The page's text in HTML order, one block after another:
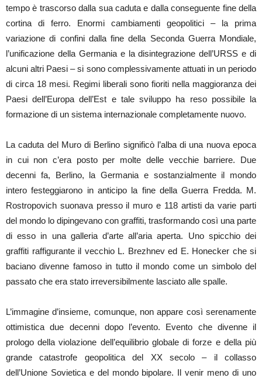
tempo è trascorso dalla sua caduta e dalla conseguente fine della
cortina di ferro. Enormi cambiamenti geopolitici – la prima
variazione di confini dalla fine della Seconda Guerra Mondiale,
l’unificazione della Germania e la disintegrazione dell’URSS e di
alcuni altri Paesi – si sono complessivamente attuati in un periodo
di circa 18 mesi. Regimi liberali sono fioriti nella maggioranza dei
Paesi dell’Europa dell’Est e tale sviluppo ha reso possibile la
formazione di un sistema internazionale completamente nuovo.
La caduta del Muro di Berlino significò l’alba di una nuova epoca
in cui non c’era posto per molte delle vecchie barriere. Due
decenni fa, Berlino, la Germania e sostanzialmente il mondo
intero festeggiarono in anticipo la fine della Guerra Fredda. M.
Rostropovich suonava presso il muro e 118 artisti da varie parti
del mondo lo dipingevano con graffiti, trasformando così una parte
di esso in una galleria d’arte all’aria aperta. Uno spicchio dei
graffiti raffigurante il vecchio L. Brezhnev ed E. Honecker che si
baciano divenne famoso in tutto il mondo come un simbolo del
passato che era stato irreversibilmente lasciato alle spalle.
L’immagine d’insieme, comunque, non appare così serenamente
ottimistica due decenni dopo l’evento. Evento che divenne il
prologo della violazione dell’equilibrio globale di forze e della più
grande catastrofe geopolitica del XX secolo – il collasso
dell’Unione Sovietica e del mondo bipolare. Il venir meno di uno